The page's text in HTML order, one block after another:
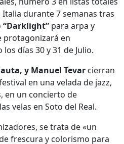
Italia durante 7 semanas tras
“Darklight” para arpa y
protagonizará en
días 30 y 31 de Julio.
y Manuel Tevar cierran
en una velada de jazz,
en un concierto de
velas en Soto del Real.
se trata de «un
frescura y colorismo para